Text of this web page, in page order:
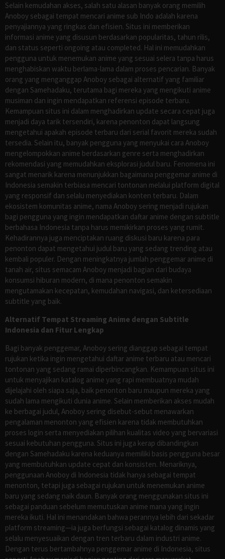
Selain kemudahan akses, salah satu alasan banyak orang memilih
Anoboy sebagai tempat mencari anime sub Indo adalah karena
penyajiannya yang ringkas dan efisien. Situs ini memberikan
informasi anime yang disusun berdasarkan popularitas, tahun rilis,
dan status seperti ongoing atau completed. Hal ini memudahkan
pengguna untuk menemukan anime yang sesuai selera tanpa harus
menghabiskan waktu berlama-lama dalam proses pencarian. Banyak
orang yang menganggap Anoboy sebagai alternatif yang familiar
dengan Samehadaku, terutama bagi mereka yang mengikuti anime
musiman dan ingin mendapatkan referensi episode terbaru.
Kemampuan situs ini dalam menghadirkan update secara cepat juga
menjadi daya tarik tersendiri, karena penonton dapat langsung
mengetahui apakah episode terbaru dari serial favorit mereka sudah
tersedia. Selain itu, banyak pengguna yang menyukai cara Anoboy
mengelompokkan anime berdasarkan genre serta menghadirkan
rekomendasi yang memudahkan eksplorasi judul baru. Fenomena ini
sangat menarik karena menunjukkan bagaimana penggemar anime di
Indonesia semakin terbiasa mencari tontonan melalui platform digital
yang responsif dan selalu menyediakan konten terbaru. Dalam
ekosistem komunitas anime, nama Anoboy sering menjadi rujukan
bagi pengguna yang ingin mendapatkan daftar anime dengan subtitle
berbahasa Indonesia tanpa harus memikirkan proses yang rumit.
Kehadirannya juga menciptakan ruang diskusi baru karena para
penonton dapat mengetahui judul baru yang sedang trending atau
kembali populer. Dengan meningkatnya jumlah penggemar anime di
tanah air, situs semacam Anoboy menjadi bagian dari budaya
konsumsi hiburan modern, di mana penonton semakin
mengutamakan kecepatan, kemudahan navigasi, dan ketersediaan
subtitle yang baik.
Alternatif Tempat Streaming Anime dengan Subtitle
Indonesia dan Fitur Lengkap
Bagi banyak penggemar, Anoboy sering dianggap sebagai tempat
rujukan ketika ingin mengetahui daftar anime terbaru atau mencari
tontonan yang sedang ramai diperbincangkan. Kemampuan situs ini
untuk menyajikan katalog anime yang rapi membuatnya mudah
dijelajahi oleh siapa saja, baik penonton baru maupun mereka yang
sudah lama mengikuti dunia anime. Selain memberikan akses mudah
ke berbagai judul, Anoboy sering disebut-sebut menawarkan
pengalaman menonton yang efisien karena tidak membutuhkan
proses login serta menyediakan pilihan kualitas video yang bervariasi
sesuai kebutuhan pengguna. Situs ini juga kerap dibandingkan
dengan Samehadaku karena keduanya memiliki basis pengguna besar
yang membutuhkan update cepat dan konsisten. Menariknya,
penggunaan Anoboy di Indonesia tidak hanya sebagai tempat
menonton, tetapi juga sebagai rujukan untuk menemukan anime
baru yang sedang naik daun. Banyak orang menggunakan situs ini
sebagai panduan sebelum memutuskan anime mana yang ingin
mereka ikuti. Hal ini menandakan bahwa perannya lebih dari sekadar
platform streaming—ia juga berfungsi sebagai katalog dinamis yang
selalu menyesuaikan dengan tren terbaru dalam industri anime.
Dengan terus bertambahnya penggemar anime di Indonesia, situs